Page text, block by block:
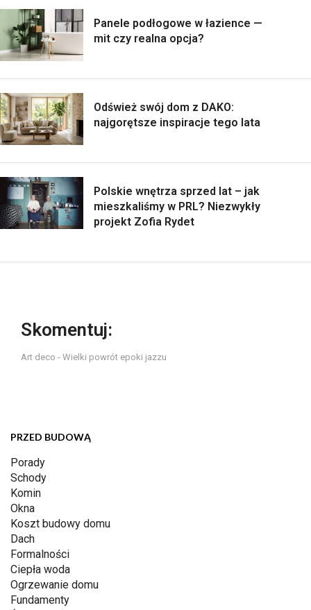
Panele podłogowe w łazience —
mit czy realna opcja?
Odśwież swój dom z DAKO:
najgorętsze inspiracje tego lata
Polskie wnętrza sprzed lat – jak
mieszkaliśmy w PRL? Niezwykły
projekt Zofia Rydet
Skomentuj:
Art deco - Wielki powrót epoki jazzu
PRZED BUDOWĄ
Porady
Schody
Komin
Okna
Koszt budowy domu
Dach
Formalności
Ciepła woda
Ogrzewanie domu
Fundamenty